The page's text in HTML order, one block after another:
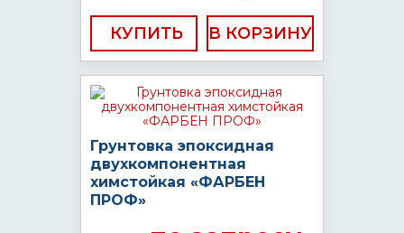
КУПИТЬ
Грунтовка эпоксидная
двухкомпонентная
химстойкая «ФАРБЕН
ПРОФ»